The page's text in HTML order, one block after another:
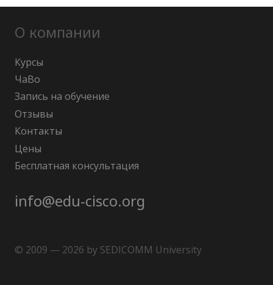
О компании
Курсы
ЧаВо
Запись на обучение
Отзывы
Контакты
Цены
Бесплатная консультация
info@edu-cisco.org
© 2009 — 2026 by SEDICOMM University